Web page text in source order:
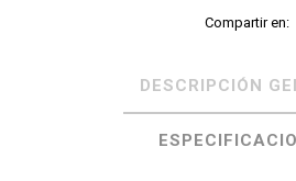
Compartir en:
DESCRIPCIÓN